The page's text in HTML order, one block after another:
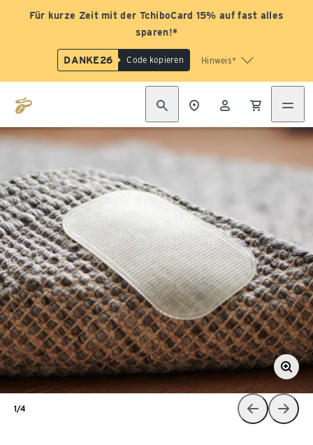
Für kurze Zeit mit der TchiboCard 15% auf fast alles
sparen!*
DANKE26 Code kopieren Hinweis*
1/4